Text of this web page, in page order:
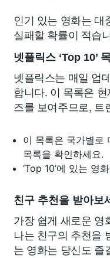
인기 있는 영화는 대
실패할 확률이 적습
넷플릭스 ‘Top 10’
넷플릭스는 매일 업
합니다. 이 목록은
즈를 보여주므로, 트
이 목록은 국가별로
목록을 확인하세요.
‘Top 10’에 있는 영
친구 추천을 받아보
가장 쉽게 새로운 영
나는 친구의 추천을
는 영화는 당신도 즐